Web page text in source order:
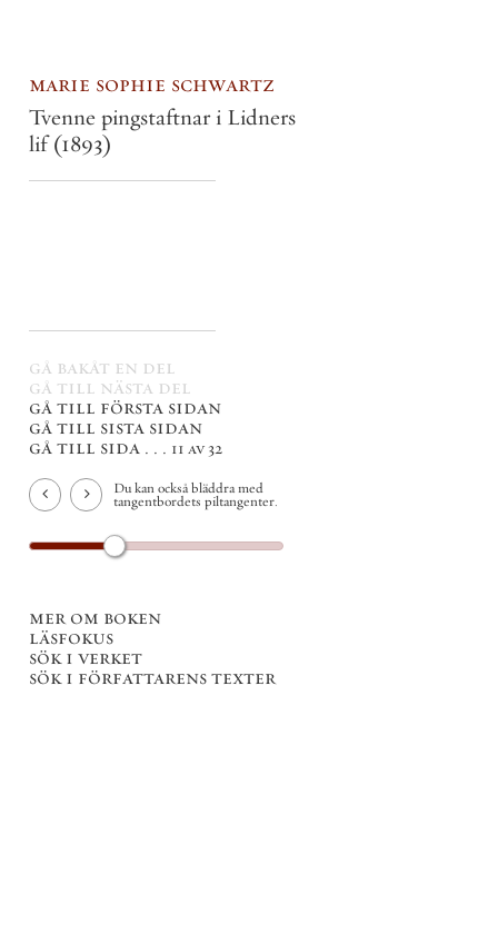
marie sophie schwartz
Tvenne pingstaftnar i Lidners
lif(1893)
gå bakåt en del
gå till nästa del
gå till första sidan
gå till sista sidan
gå till sida . . . 11 av 32
Du kan också bläddra med
tangentbordets piltangenter.
mer om boken
läsfokus
sök i verket
sök i författarens texter